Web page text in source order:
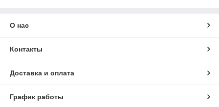
О нас
Контакты
Доставка и оплата
График работы